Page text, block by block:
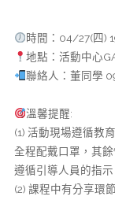
時間：04/27(四)
地點：活動中心
聯絡人：董同學
溫馨提醒:
(1) 活動現場遵循教
全程配戴口罩，其
遵循引導人員的指示
(2) 課程中有分享環